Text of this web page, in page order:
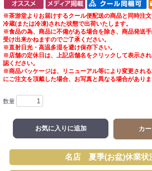
※茶游堂よりお届けするクール便配送の商品と同時注
冷蔵(または冷凍)された状態で出荷いたします。
※食品の為、商品に不備がある場合を除き、商品発送
受け出来かねますのでご了承ください。
※直射日光・高温多湿を避け保存下さい。
※店舗の定休日は、上記店舗名をクリックして表示さ
認ください。
※商品パッケージは、リニューアル等により変更され
にご注文を頂戴した場合、お写真と異なる場合がありま
数量
お気に入りに追加 カ
名店 夏季(お盆)休業状